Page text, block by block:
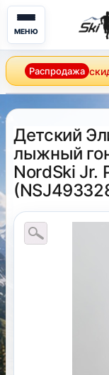
МЕНЮ
Распродажа
Детский
лыжный
NordSki Jr.
(